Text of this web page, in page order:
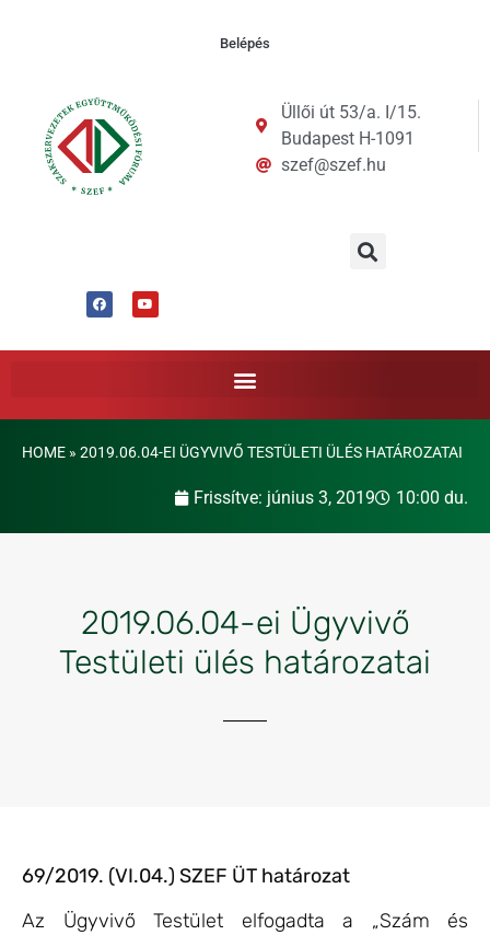
Belépés
Üllői út 53/a. I/15.
Budapest H-1091
szef@szef.hu
HOME » 2019.06.04-EI ÜGYVIVŐ TESTÜLETI ÜLÉS HATÁROZATAI
Frissítve: június 3, 2019 10:00 du.
2019.06.04-ei Ügyvivő
Testületi ülés határozatai
69/2019. (VI.04.) SZEF ÜT határozat
Az Ügyvivő Testület elfogadta a „Szám és